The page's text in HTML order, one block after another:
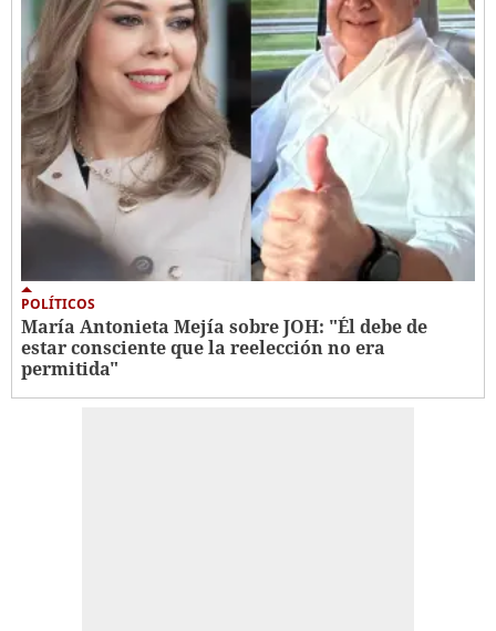
POLÍTICOS
María Antonieta Mejía sobre JOH: "Él debe de
estar consciente que la reelección no era
permitida"